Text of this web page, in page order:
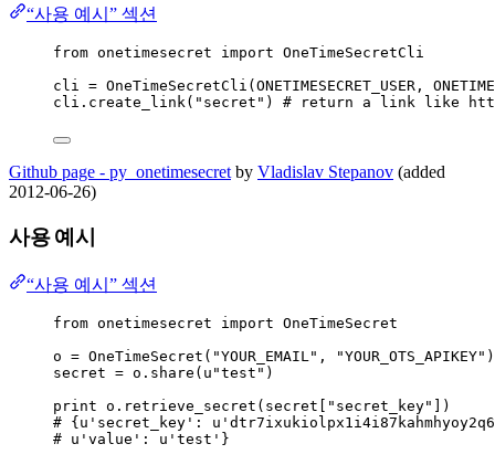
“사용 예시” 섹션
from onetimesecret import OneTimeSecretCli
cli = OneTimeSecretCli ( ONETIMESECRET_USER ,
cli. create_link( " secret " ) # return a link like
Github page - py_onetimesecret by Vladislav Stepanov (added
2012-06-26)
사용 예시
“사용 예시” 섹션
from onetimesecret import OneTimeSecret
o = OneTimeSecret ( "YOUR_EMAIL " , "YOUR_OTS_APIKEY" )
secret = o. share ( u "test " )
print o. retrieve_secret ( secret [ " secret_key" ])
# {u'secret_key':
# u'value': u'test'}